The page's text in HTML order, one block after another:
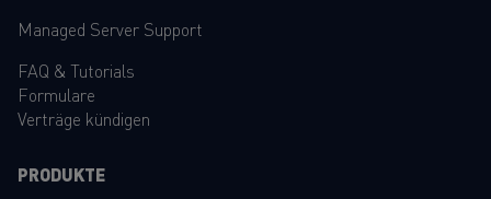
Managed Server Support
FAQ & Tutorials
Formulare
Verträge kündigen
PRODUKTE